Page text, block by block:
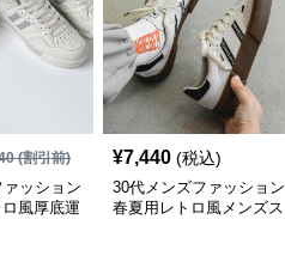
(割引前)
ッション
風厚底運
¥7,440 (税込)
30代メンズファッション
春夏用レトロ風メンズス